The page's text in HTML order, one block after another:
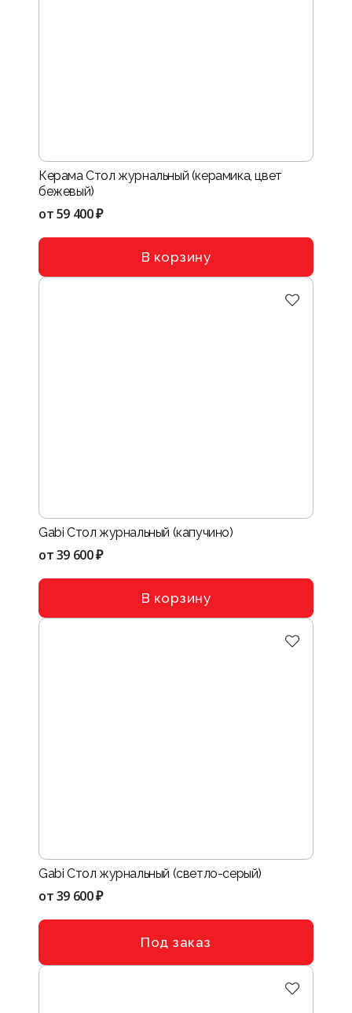
Керама Стол журнальный (керамика, цвет
бежевый)
от59 400 ₽
В корзину
Gabi Стол журнальный (капучино)
от39 600 ₽
В корзину
Gabi Стол журнальный (светло-серый)
от39 600 ₽
Под заказ